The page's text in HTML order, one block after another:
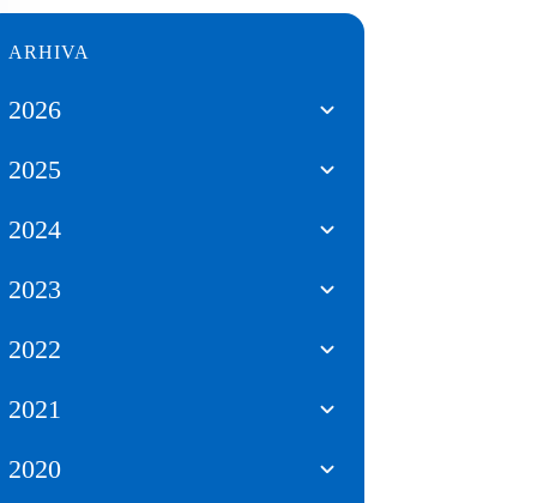
ARHIVA
2026
2025
2024
2023
2022
2021
2020